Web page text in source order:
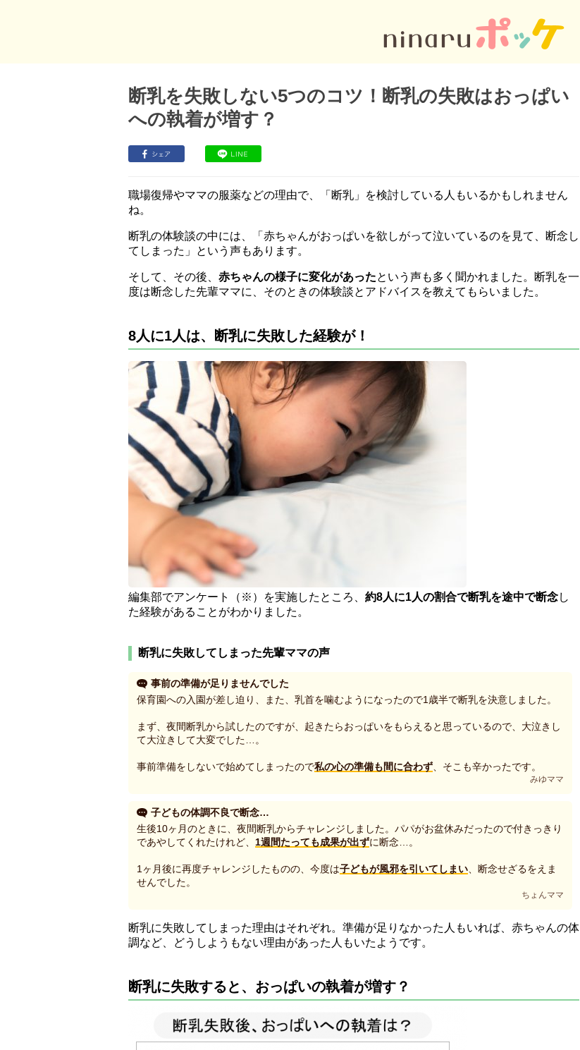
断乳を失敗しない5つのコツ！断乳の失敗はおっぱい
への執着が増す？
職場復帰やママの服薬などの理由で、「断乳」を検討している人もいるかもしれません
ね。
断乳の体験談の中には、「赤ちゃんがおっぱいを欲しがって泣いているのを見て、断念し
てしまった」という声もあります。
そして、その後、 赤ちゃんの様子に変化があったという声も多く聞かれました。断乳を一
度は断念した先輩ママに、そのときの体験談とアドバイスを教えてもらいました。
8人に1人は、断乳に失敗した経験が！
編集部でアンケート（※）を実施したところ、 約8人に1人の割合で断乳を途中で断念し
た経験があることがわかりました。
断乳に失敗してしまった先輩ママの声
事前の準備が足りませんでした
保育園への入園が差し迫り、また、乳首を噛むようになったので1歳半で断乳を決意しました。
まず、夜間断乳から試したのですが、起きたらおっぱいをもらえると思っているので、大泣きし
て大泣きして大変でした…。
事前準備をしないで始めてしまったので私の心の準備も間に合わず 、そこも辛かったです。
みゆママ
子どもの体調不良で断念…
生後10ヶ月のときに、夜間断乳からチャレンジしました。パパがお盆休みだったので付きっきり
であやしてくれたけれど、 1週間たっても成果が出ずに断念…。
1ヶ月後に再度チャレンジしたものの、今度は子どもが風邪を引いてしまい 、断念せざるをえま
せんでした。
ちょんママ
断乳に失敗してしまった理由はそれぞれ。準備が足りなかった人もいれば、赤ちゃんの体
調など、どうしようもない理由があった人もいたようです。
断乳に失敗すると、おっぱいの執着が増す？